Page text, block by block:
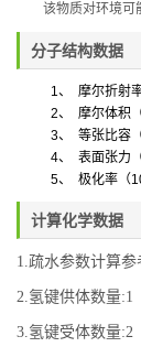
该物质对环境可
分子结构数据
1、 摩尔折射率
2、 摩尔体积
3、 等张比容
4、 表面张力
5、 极化率（
计算化学数据
1.疏水参数计算
2.氢键供体数量:1
3.氢键受体数量:2